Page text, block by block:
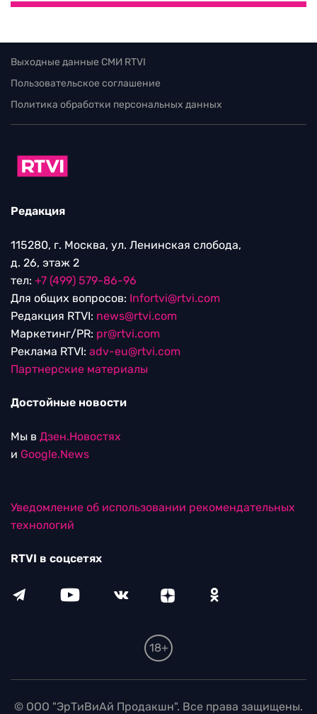
Выходные данные СМИ RTVI
Пользовательское соглашение
Политика обработки персональных данных
Редакция
115280, г. Москва, ул. Ленинская слобода,
д. 26, этаж 2
тел: +7 (499) 579-86-96
Для общих вопросов: Infortvi@rtvi.com
Редакция RTVI: news@rtvi.com
Маркетинг/PR: pr@rtvi.com
Реклама RTVI: adv-eu@rtvi.com
Партнерские материалы
Достойные новости
Мы в Дзен.Новостях
и Google.News
Уведомление об использовании рекомендательных
технологий
RTVI в соцсетях
18+
© ООО "ЭрТиВиАй Продакшн". Все права защищены.